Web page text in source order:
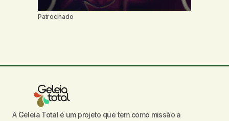
Patrocinado
A Geleia Total é um projeto que tem como missão a